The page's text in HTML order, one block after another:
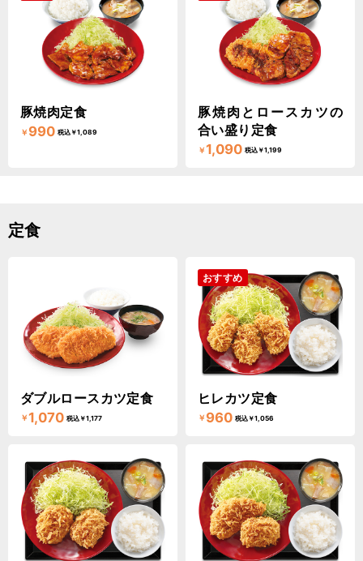
豚焼肉定食
￥ 990 税込￥1,089
豚焼肉とロースカツの
合い盛り定食
￥1,090 税込￥1,199
定食
ダブルロースカツ定食
￥1,070 税込￥1,177
おすすめ
ヒレカツ定食
￥ 960 税込￥1,056